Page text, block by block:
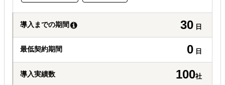
導入までの期間 30 日
最低契約期間 0 日
導入実績数 100社